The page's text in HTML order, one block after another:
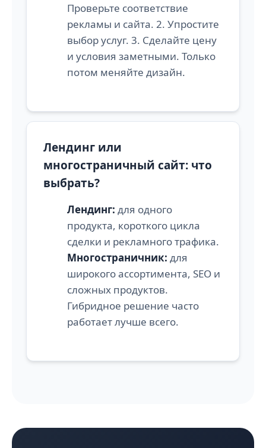
Проверьте соответствие
рекламы и сайта. 2. Упростите
выбор услуг. 3. Сделайте цену
и условия заметными. Только
потом меняйте дизайн.
Лендинг или
многостраничный сайт: что
выбрать?
Лендинг: для одного
продукта, короткого цикла
сделки и рекламного трафика.
Многостраничник: для
широкого ассортимента, SEO и
сложных продуктов.
Гибридное решение часто
работает лучше всего.